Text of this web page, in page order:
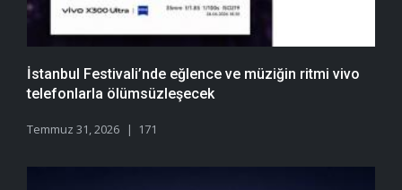
İstanbul Festivali’nde eğlence ve müziğin ritmi vivo
telefonlarla ölümsüzleşecek
Temmuz 31, 2026 171